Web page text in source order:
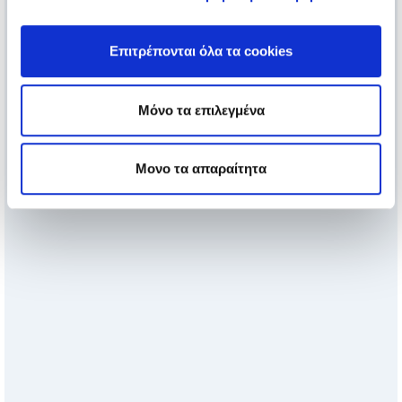
Επιτρέπονται όλα τα cookies
Μόνο τα επιλεγμένα
Μονο τα απαραίτητα